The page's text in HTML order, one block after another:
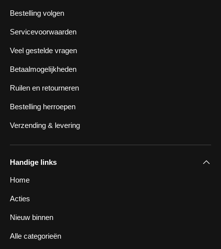
Bestelling volgen
Servicevoorwaarden
Veel gestelde vragen
Betaalmogelijkheden
Ruilen en retourneren
Bestelling herroepen
Verzending & levering
Handige links
Home
Acties
Nieuw binnen
Alle categorieën